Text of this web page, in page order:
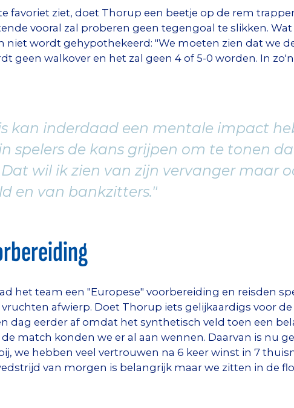
favoriet ziet, doet Thorup een beetje op de rem
vooral zal proberen geen tegengoal te slikken.
wordt gehypothekeerd: "We moeten zien dat we
geen walkover en het zal geen 4 of 5-0 worden. In
kan inderdaad een mentale impact
spelers de kans grijpen om te tonen
wil ik zien van zijn vervanger maar
en van bankzitters."
het team een "Europese" voorbereiding en reisden
afwierp. Doet Thorup iets gelijkaardigs voor
dag eerder af omdat het synthetisch veld toen een
match konden we er al aan wennen. Daarvan is nu
we hebben veel vertrouwen na 6 keer winst in 7
van morgen is belangrijk maar we zitten in de